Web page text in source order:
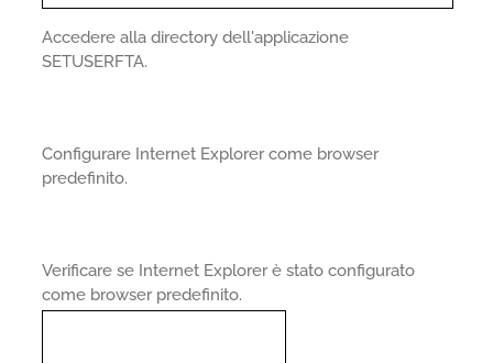
Accedere alla directory dell'applicazione
SETUSERFTA.
Configurare Internet Explorer come browser
predefinito.
Verificare se Internet Explorer è stato configurato
come browser predefinito.